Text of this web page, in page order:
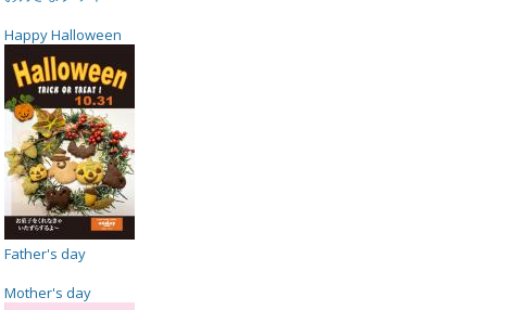
Happy Halloween
Father's day
Mother's day